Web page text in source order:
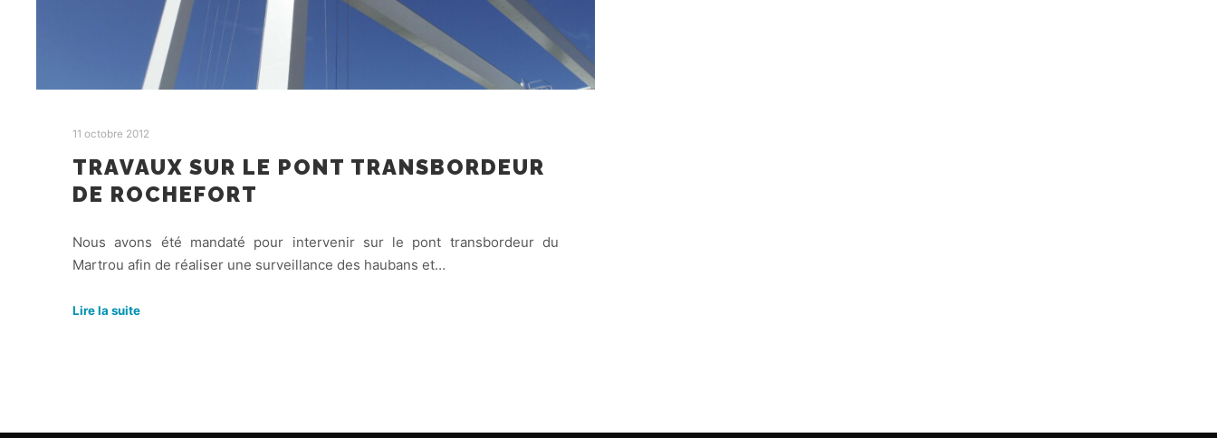
11 octobre 2012
TRAVAUX SUR LE PONT TRANSBORDEUR
DE ROCHEFORT
Nous avons été mandaté pour intervenir sur le pont transbordeur du
Martrou afin de réaliser une surveillance des haubans et…
Lire la suite